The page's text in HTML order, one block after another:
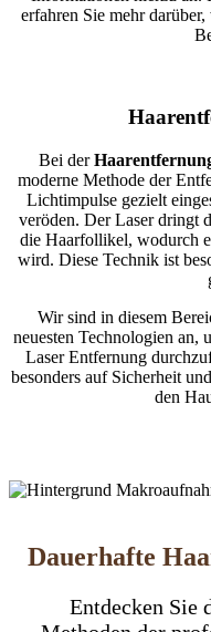
erfahren Sie mehr
Bei der
moderne Methode der
Lichtimpulse gezielt
veröden. Der Laser dringt
die Haarfollikel, wodurch
wird. Diese Technik ist
Wir sind in diesem
neuesten Technologien an,
Laser Entfernung
besonders auf Sicherheit
den
Dauerhafte
Entdecken Sie